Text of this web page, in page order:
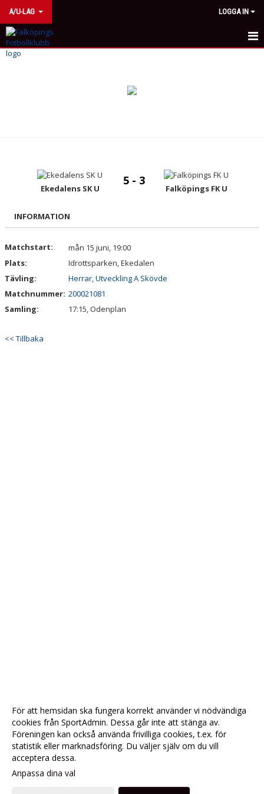
A/U-LAG LOGGA IN
HEM
BILDGALLERI
KONTAKT
Ekedalens SK U
5 - 3
Falköpings FK U
INFORMATION
Matchstart:
mån 15 juni, 19:00
Plats:
Idrottsparken, Ekedalen
Tävling:
Herrar, Utveckling A Skövde
Matchnummer: 200021081
Samling:
17:15, Odenplan
<< Tillbaka
För att hemsidan ska fungera korrekt använder vi nödvändiga
cookies från SportAdmin. Dessa går inte att stänga av.
Föreningen kan också använda frivilliga cookies, t.ex. för
statistik eller marknadsföring. Du väljer själv om du vill
acceptera dessa.
Anpassa dina val